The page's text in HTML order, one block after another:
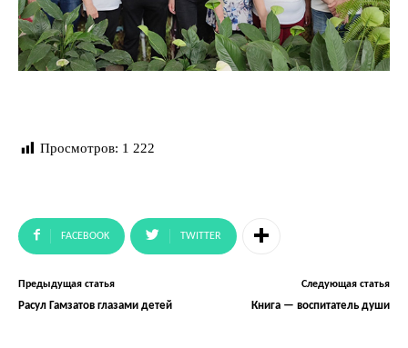
Просмотров: 1 222
FACEBOOK TWITTER
Предыдущая статья
Расул Гамзатов глазами детей
Следующая статья
Книга — воспитатель души